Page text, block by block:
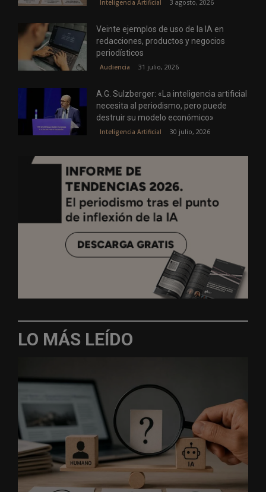
Inteligencia Artificial 3 agosto, 2026
Veinte ejemplos de uso de la IA en
redacciones, productos y negocios
periodísticos
Audiencia 31 julio, 2026
A.G. Sulzberger: «La inteligencia artificial
necesita al periodismo, pero puede
destruir su modelo económico»
Inteligencia Artificial 30 julio, 2026
LO MÁS LEÍDO